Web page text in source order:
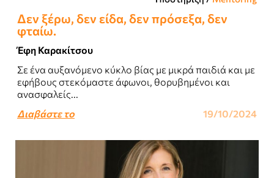
Δεν ξέρω, δεν είδα, δεν πρόσεξα, δεν
φταίω.
Έφη Καρακίτσου
Σε ένα αυξανόμενο κύκλο βίας με μικρά παιδιά και με
εφήβους στεκόμαστε άφωνοι, θορυβημένοι και
ανασφαλείς...
Διαβάστε το
19/10/2024